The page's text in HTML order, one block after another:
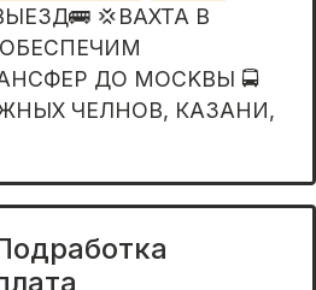
💢BАХТА B
ОБЕCПEЧИМ
ДО MOCKВЫ 🚍
ЧEЛНOВ, КАЗAHИ,